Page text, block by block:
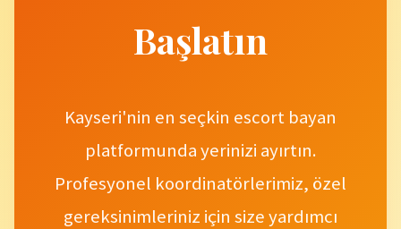
Başlatın
Kayseri'nin en seçkin escort bayan
platformunda yerinizi ayırtın.
Profesyonel koordinatörlerimiz, özel
gereksinimleriniz için size yardımcı